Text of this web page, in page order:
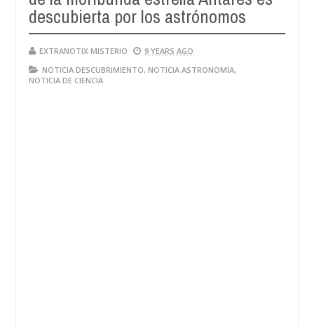
descubierta por los astrónomos
EXTRANOTIX MISTERIO
9 YEARS AGO
NOTICIA DESCUBRIMIENTO, NOTICIA ASTRONOMÍA,
NOTICIA DE CIENCIA